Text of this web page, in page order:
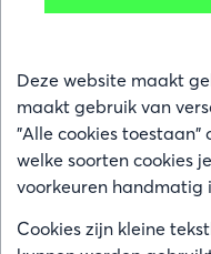
Deze website maakt
maakt gebruik van
"Alle cookies
welke soorten cookies
voorkeuren handmatig
Cookies zijn kleine